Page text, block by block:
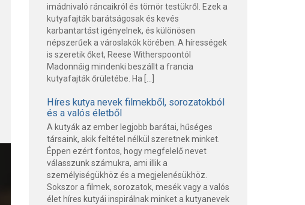
imádnivaló ráncaikról és tömör testükről. Ezek a
kutyafajták barátságosak és kevés
karbantartást igényelnek, és különösen
népszerűek a városlakók körében. A hírességek
is szeretik őket, Reese Witherspoontól
Madonnáig mindenki beszállt a francia
kutyafajták őrületébe. Ha […]
Híres kutya nevek filmekből, sorozatokból
és a valós életből
A kutyák az ember legjobb barátai, hűséges
társaink, akik feltétel nélkül szeretnek minket.
Éppen ezért fontos, hogy megfelelő nevet
válasszunk számukra, ami illik a
személyiségükhöz és a megjelenésükhöz.
Sokszor a filmek, sorozatok, mesék vagy a valós
élet híres kutyái inspirálnak minket a kutyanevek